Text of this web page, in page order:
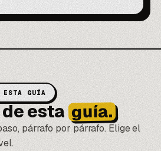
GUÍA
esta guía.
párrafo por párrafo. Elige el